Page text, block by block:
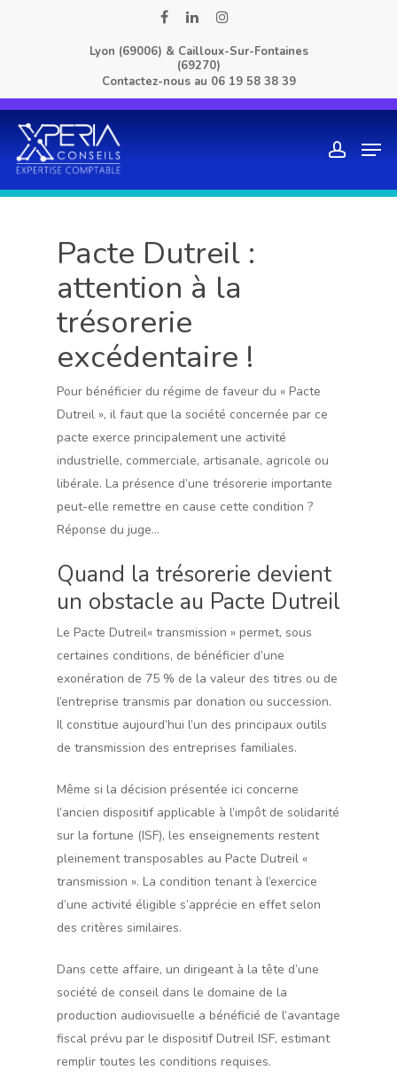
facebooklinkedininstagram
Lyon (69006) & Cailloux-Sur-Fontaines
(69270)
Contactez-nous au 06 19 58 38 39
Pacte Dutreil :
attention à la
trésorerie
excédentaire !
Pour bénéficier du régime de faveur du « Pacte
Dutreil », il faut que la société concernée par ce
pacte exerce principalement une activité
industrielle, commerciale, artisanale, agricole ou
libérale. La présence d’une trésorerie importante
peut-elle remettre en cause cette condition ?
Réponse du juge…
Quand la trésorerie devient
un obstacle au Pacte Dutreil
Le Pacte Dutreil« transmission » permet, sous
certaines conditions, de bénéficier d’une
exonération de 75 % de la valeur des titres ou de
l’entreprise transmis par donation ou succession.
Il constitue aujourd’hui l’un des principaux outils
de transmission des entreprises familiales.
Même si la décision présentée ici concerne
l’ancien dispositif applicable à l’impôt de solidarité
sur la fortune (ISF), les enseignements restent
pleinement transposables au Pacte Dutreil «
transmission ». La condition tenant à l’exercice
d’une activité éligible s’apprécie en effet selon
des critères similaires.
Dans cette affaire, un dirigeant à la tête d’une
société de conseil dans le domaine de la
production audiovisuelle a bénéficié de l’avantage
fiscal prévu par le dispositif Dutreil ISF, estimant
remplir toutes les conditions requises.